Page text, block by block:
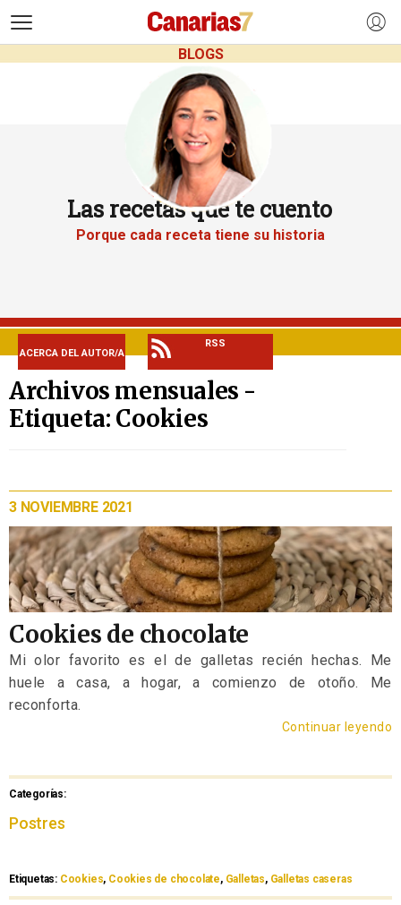
BLOGS
Las recetas que te cuento
Porque cada receta tiene su historia
ACERCA DEL AUTOR/A
RSS
Archivos mensuales -
Etiqueta: Cookies
3 NOVIEMBRE 2021
Cookies de chocolate
Mi olor favorito es el de galletas recién hechas. Me
huele a casa, a hogar, a comienzo de otoño. Me
reconforta.
Continuar leyendo
Categorías:
Postres
Etiquetas: Cookies, Cookies de chocolate, Galletas, Galletas caseras